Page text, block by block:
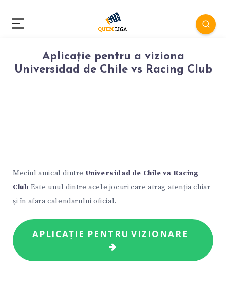
Aplicație pentru a viziona
Universidad de Chile vs Racing Club
Meciul amical dintre Universidad de Chile vs Racing
Club Este unul dintre acele jocuri care atrag atenția chiar
și în afara calendarului oficial.
APLICAȚIE PENTRU VIZIONARE